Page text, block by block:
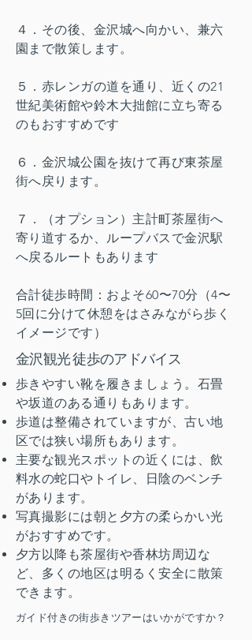
４．その後、金沢城へ向かい、兼六
園まで散策します。
５．赤レンガの道を通り、近くの21
世紀美術館や鈴木大拙館に立ち寄る
のもおすすめです
６．金沢城公園を抜けて再び東茶屋
街へ戻ります。
７．（オプション）主計町茶屋街へ
寄り道するか、ループバスで金沢駅
へ戻るルートもあります
合計徒歩時間：およそ60〜70分（4〜
5回に分けて休憩をはさみながら歩く
イメージです）
金沢観光 徒歩のアドバイス
歩きやすい靴を履きましょう。石畳
や坂道のある通りもあります。
歩道は整備されていますが、古い地
区では狭い場所もあります。
主要な観光スポットの近くには、飲
料水の蛇口やトイレ、日陰のベンチ
があります。
写真撮影には朝と夕方の柔らかい光
がおすすめです。
夕方以降も茶屋街や香林坊周辺な
ど、多くの地区は明るく安全に散策
できます。
ガイド付きの街歩きツアーはいかがですか？